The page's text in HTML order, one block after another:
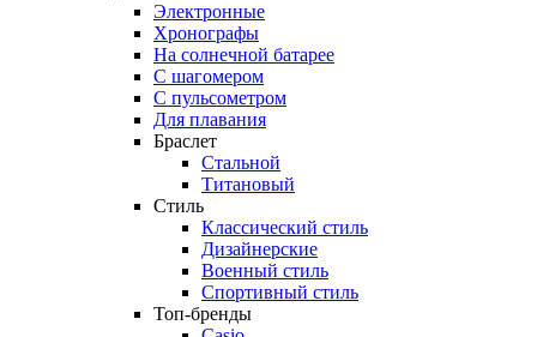
Электронные
Хронографы
На солнечной батарее
С шагомером
С пульсометром
Для плавания
Браслет
Стальной
Титановый
Стиль
Классический стиль
Дизайнерские
Военный стиль
Спортивный стиль
Топ-бренды